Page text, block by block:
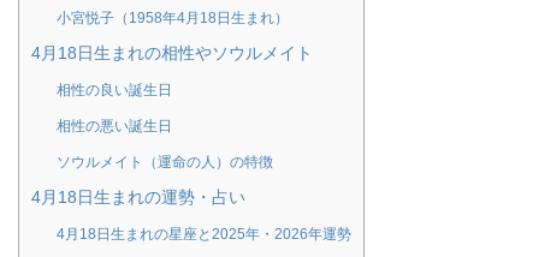
小宮悦子（1958年4月18日生まれ）
4月18日生まれの相性やソウルメイト
相性の良い誕生日
相性の悪い誕生日
ソウルメイト（運命の人）の特徴
4月18日生まれの運勢・占い
4月18日生まれの星座と2025年・2026年運勢